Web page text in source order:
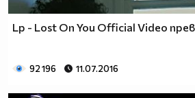
Lp - Lost On You Official Video
92 196 11.07.2016